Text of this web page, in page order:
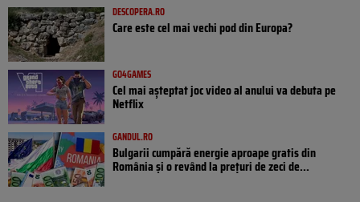
DESCOPERA.RO
Care este cel mai vechi pod din Europa?
GO4GAMES
Cel mai așteptat joc video al anului va debuta pe
Netflix
GANDUL.RO
Bulgarii cumpără energie aproape gratis din
România și o revând la prețuri de zeci de...